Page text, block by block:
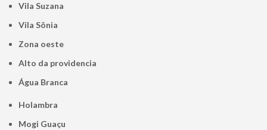
Vila Suzana
Vila Sônia
Zona oeste
alto da providencia
Água Branca
Holambra
Mogi Guaçu